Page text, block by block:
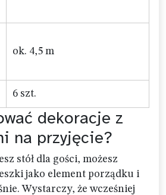
ok. 4,5 m
6 szt.
dekoracje z
na przyjęcie?
stół dla gości, możesz
jako element porządku i
Wystarczy, że wcześniej